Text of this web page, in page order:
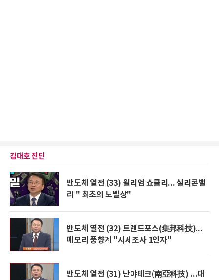
김대호 진단
반도체 열전 (33) 윌리엄 쇼클리... 실리콘밸
리 " 최초의 노벨상"
반도체 열전 (32) 트렌드포스(集邦科技)...
메모리 풍향계 "시세조사 1인자"
반도체 열전 (31) 난야테크(南亞科技) ...대